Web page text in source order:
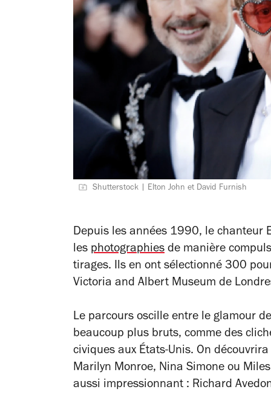
Shutterstock | Elton John et David Furnish
Depuis les années 1990, le chanteur
les photographies de manière
tirages. Ils en ont sélectionné 300
Victoria and Albert Museum de
Le parcours oscille entre le glamour
beaucoup plus bruts, comme des
civiques aux États-Unis. On
Marilyn Monroe, Nina Simone ou
aussi impressionnant : Richard